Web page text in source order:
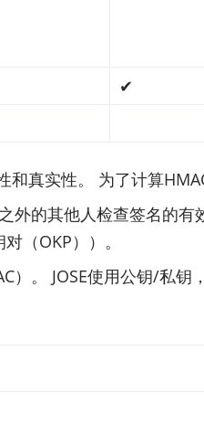
✔
真实性。 为了计算
外的其他人检查签名的
（OKP））。
。 JOSE使用公钥/私钥